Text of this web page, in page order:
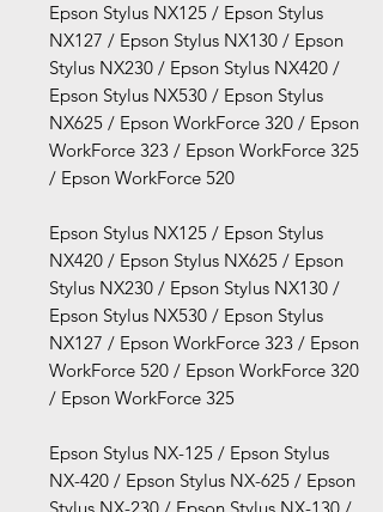
Epson Stylus NX125 / Epson Stylus
NX127 / Epson Stylus NX130 / Epson
Stylus NX230 / Epson Stylus NX420 /
Epson Stylus NX530 / Epson Stylus
NX625 / Epson WorkForce 320 / Epson
WorkForce 323 / Epson WorkForce 325
/ Epson WorkForce 520
Epson Stylus NX125 / Epson Stylus
NX420 / Epson Stylus NX625 / Epson
Stylus NX230 / Epson Stylus NX130 /
Epson Stylus NX530 / Epson Stylus
NX127 / Epson WorkForce 323 / Epson
WorkForce 520 / Epson WorkForce 320
/ Epson WorkForce 325
Epson Stylus NX-125 / Epson Stylus
NX-420 / Epson Stylus NX-625 / Epson